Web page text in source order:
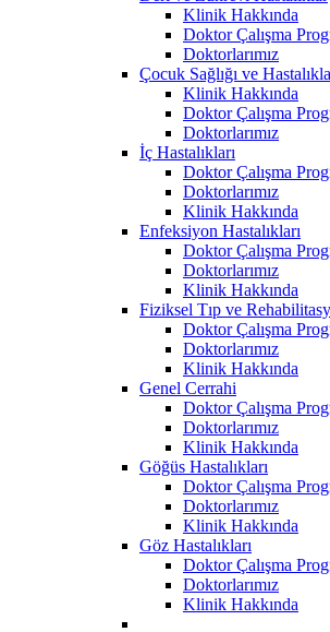
Klinik Hakkında
Doktor Çalışma
Doktorlarımız
Çocuk Sağlığı ve
Klinik Hakkında
Doktor Çalışma
Doktorlarımız
İç Hastalıkları
Doktor Çalışma
Doktorlarımız
Klinik Hakkında
Enfeksiyon Hastalıkları
Doktor Çalışma
Doktorlarımız
Klinik Hakkında
Fiziksel Tıp ve
Doktor Çalışma
Doktorlarımız
Klinik Hakkında
Genel Cerrahi
Doktor Çalışma
Doktorlarımız
Klinik Hakkında
Göğüs Hastalıkları
Doktor Çalışma
Doktorlarımız
Klinik Hakkında
Göz Hastalıkları
Doktor Çalışma
Doktorlarımız
Klinik Hakkında